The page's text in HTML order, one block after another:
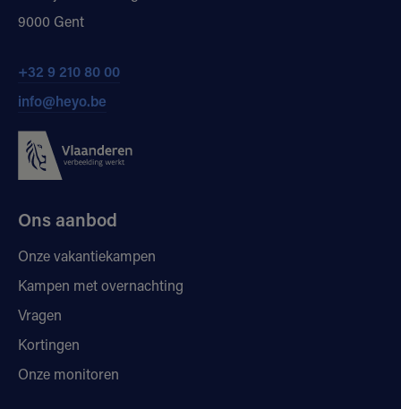
9000 Gent
+32 9 210 80 00
info@heyo.be
Ons aanbod
Onze vakantiekampen
Kampen met overnachting
Vragen
Kortingen
Onze monitoren